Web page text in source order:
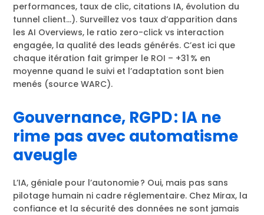
performances, taux de clic, citations IA, évolution du
tunnel client…). Surveillez vos taux d’apparition dans
les AI Overviews, le ratio zero-click vs interaction
engagée, la qualité des leads générés. C’est ici que
chaque itération fait grimper le ROI – +31 % en
moyenne quand le suivi et l’adaptation sont bien
menés (source WARC).
Gouvernance, RGPD : IA ne
rime pas avec automatisme
aveugle
L’IA, géniale pour l’autonomie ? Oui, mais pas sans
pilotage humain ni cadre réglementaire. Chez Mirax, la
confiance et la sécurité des données ne sont jamais